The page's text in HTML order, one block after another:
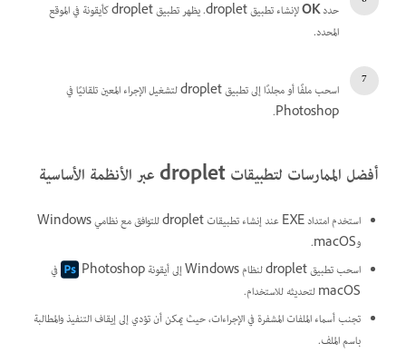
حددOK
لإنشاء تطبيق droplet. يظهر تطبيق droplet كأيقونة في الموقع
المحدد.
اسحب ملفًا أو مجلدًا إلى تطبيق droplet لتشغيل الإجراء المعين تلقائيًا في
Photoshop.
أفضل الممارسات لتطبيقات droplet عبر الأنظمة الأساسية
استخدم امتداد EXE عند إنشاء تطبيقات droplet للتوافق مع نظامي Windows
وmacOS.
اسحب تطبيق droplet لنظام Windows إلى أيقونة Photoshop
في
macOS لتحديثه للاستخدام.
تجنب أسماء الملفات المشفرة في الإجراءات، حيث يمكن أن تؤدي إلى إيقاف التنفيذ والمطالبة
باسم الملف.